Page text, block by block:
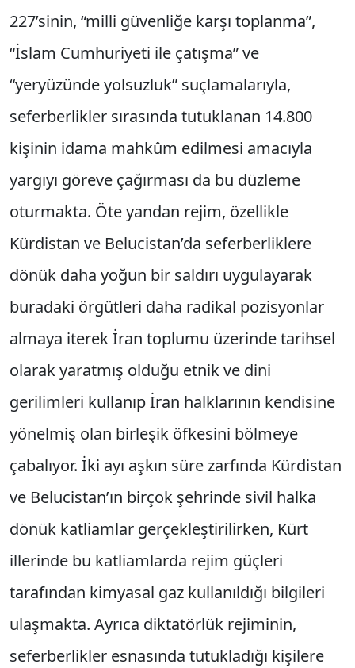
227’sinin, “milli güvenliğe karşı toplanma”,
“İslam Cumhuriyeti ile çatışma” ve
“yeryüzünde yolsuzluk” suçlamalarıyla,
seferberlikler sırasında tutuklanan 14.800
kişinin idama mahkûm edilmesi amacıyla
yargıyı göreve çağırması da bu düzleme
oturmakta. Öte yandan rejim, özellikle
Kürdistan ve Belucistan’da seferberliklere
dönük daha yoğun bir saldırı uygulayarak
buradaki örgütleri daha radikal pozisyonlar
almaya iterek İran toplumu üzerinde tarihsel
olarak yaratmış olduğu etnik ve dini
gerilimleri kullanıp İran halklarının kendisine
yönelmiş olan birleşik öfkesini bölmeye
çabalıyor. İki ayı aşkın süre zarfında Kürdistan
ve Belucistan’ın birçok şehrinde sivil halka
dönük katliamlar gerçekleştirilirken, Kürt
illerinde bu katliamlarda rejim güçleri
tarafından kimyasal gaz kullanıldığı bilgileri
ulaşmakta. Ayrıca diktatörlük rejiminin,
seferberlikler esnasında tutukladığı kişilere